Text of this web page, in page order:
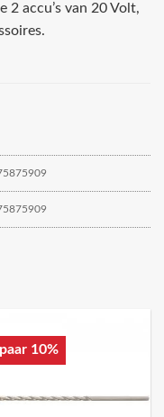
2 accu’s van 20 Volt,
10%